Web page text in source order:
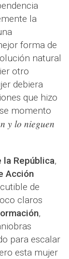
la
forma de
natural
otro
debiera
que hizo
momento
y lo nieguen
la República,
Acción
de
claros
,
para escalar
esta mujer